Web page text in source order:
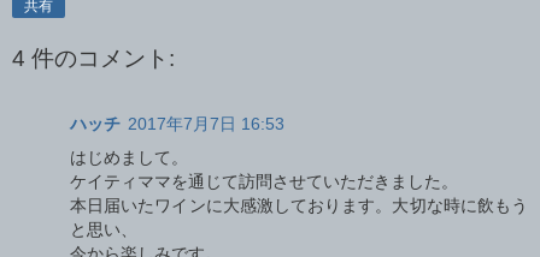
共有
4 件のコメント:
ハッチ 2017年7月7日 16:53
はじめまして。
ケイティママを通じて訪問させていただきました。
本日届いたワインに大感激しております。大切な時に飲もう
と思い、